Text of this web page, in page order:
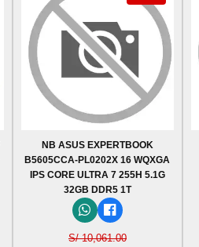
NB ASUS EXPERTBOOK
B5605CCA-PL0202X 16 WQXGA
IPS CORE ULTRA 7 255H 5.1G
32GB DDR5 1T
S/ 10,061.00